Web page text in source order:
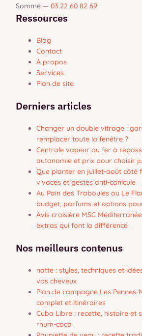
Somme — 03 22 60 82 69
Ressources
Blog
Contact
À propos
Services
Plan de site
Derniers articles
Changer un double vitrage :
remplacer toute la fenêtre ?
Centrale vapeur ou fer à
autonomie et prix pour choisir
Que planter en juillet-août côté
vivaces et gestes anti-canicule
Au Pain des Traboules ou Le
budget, parfums et options
Avis croisière MSC
extras qui font la différence
Nos meilleurs contenus
natte : styles, techniques et
vos cheveux
Plan de campagne Les
complet et itinéraires
Cuba Libre : recette, histoire et
rhum-coca